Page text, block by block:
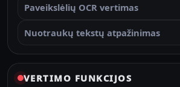
Paveikslėlių OCR vertimas
Nuotraukų tekstų atpažinimas
VERTIMO FUNKCIJOS